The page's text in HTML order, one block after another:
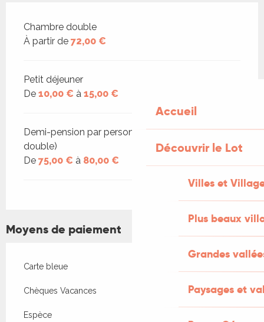
Accueil
Découvrir le Lot
Villes et
Plus beaux
Grandes
Paysages et
Tarifs 2026
Chambre double
À partir de 72,00 €
Petit déjeuner
De 10,00 € à 15,00 €
Demi-pension par personne (base chambre
double)
De 75,00 € à 80,00 €
Moyens de paiement
Carte bleue
Chèques Vacances
Espèce